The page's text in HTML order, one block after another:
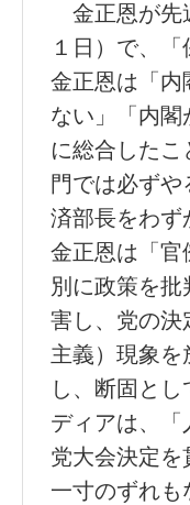
金正恩が先
１日）で、
金正恩は「内
ない」「内
に総合した
門では必ず
済部長をわず
金正恩は「官
別に政策を
害し、党の決
主義）現象
し、断固と
ディアは、
党大会決定
一寸のずれ